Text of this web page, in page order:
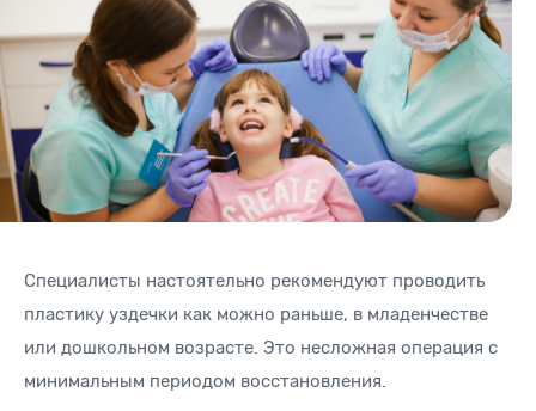
Специалисты настоятельно рекомендуют проводить
пластику уздечки как можно раньше, в младенчестве
или дошкольном возрасте. Это несложная операция с
минимальным периодом восстановления.